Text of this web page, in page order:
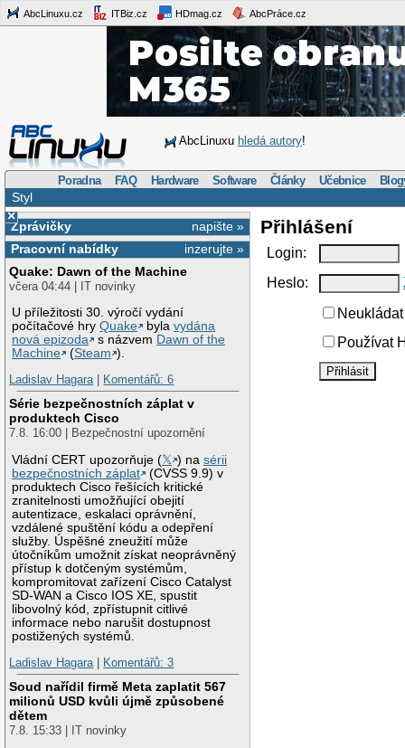
AbcLinuxu.cz ITBiz.cz HDmag.cz AbcPráce.cz
AbcLinuxu hledá autory!
Poradna FAQ Hardware Software Články Učebnice
Styl
×
napište »
Zprávičky
inzerujte »
Pracovní nabídky
Quake: Dawn of the Machine
včera 04:44 | IT novinky
U příležitosti 30. výročí vydání
počítačové hryQuake bylavydána
nová epizoda
s názvem Dawn of the
Machine
(Steam ).
Ladislav Hagara| Komentářů: 6
Série bezpečnostních záplat v
produktech Cisco
7.8. 16:00 | Bezpečnostní upozornění
Vládní CERT upozorňuje (𝕏 ) nasérii
bezpečnostních záplat
(CVSS 9.9) v
produktech Cisco řešících kritické
zranitelnosti umožňující obejití
autentizace, eskalaci oprávnění,
vzdálené spuštění kódu a odepření
služby. Úspěšné zneužití může
útočníkům umožnit získat neoprávněný
přístup k dotčeným systémům,
kompromitovat zařízení Cisco Catalyst
SD-WAN a Cisco IOS XE, spustit
libovolný kód, zpřístupnit citlivé
informace nebo narušit dostupnost
postižených systémů.
Ladislav Hagara| Komentářů: 3
Soud nařídil firmě Meta zaplatit 567
milionů USD kvůli újmě způsobené
dětem
7.8. 15:33 | IT novinky
Přihlášení
Login:
Heslo:
Používat